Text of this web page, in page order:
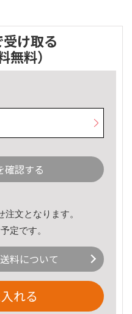
け取る
無料）
確認する
文となります。
定です。
料について
れる